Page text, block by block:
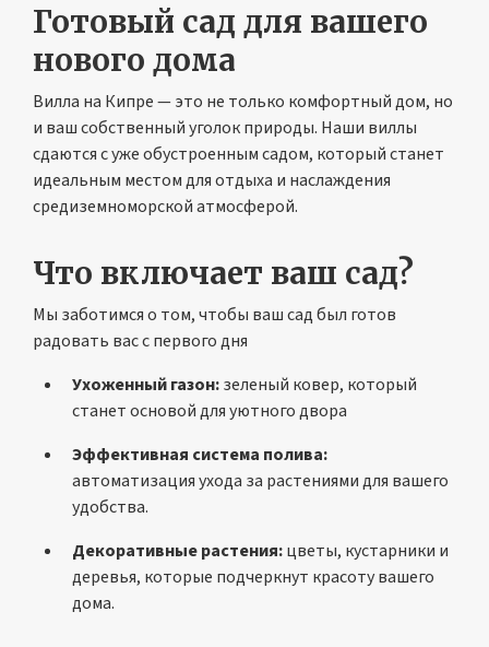
Готовый сад для вашего
нового дома
Вилла на Кипре — это не только комфортный дом, но
и ваш собственный уголок природы. Наши виллы
сдаются с уже обустроенным садом, который станет
идеальным местом для отдыха и наслаждения
средиземноморской атмосферой.
Что включает ваш сад?
Мы заботимся о том, чтобы ваш сад был готов
радовать вас с первого дня
Ухоженный газон:зеленый ковер, который
станет основой для уютного двора
Эффективная система полива:
автоматизация ухода за растениями для вашего
удобства.
Декоративные растения:цветы, кустарники и
деревья, которые подчеркнут красоту вашего
дома.